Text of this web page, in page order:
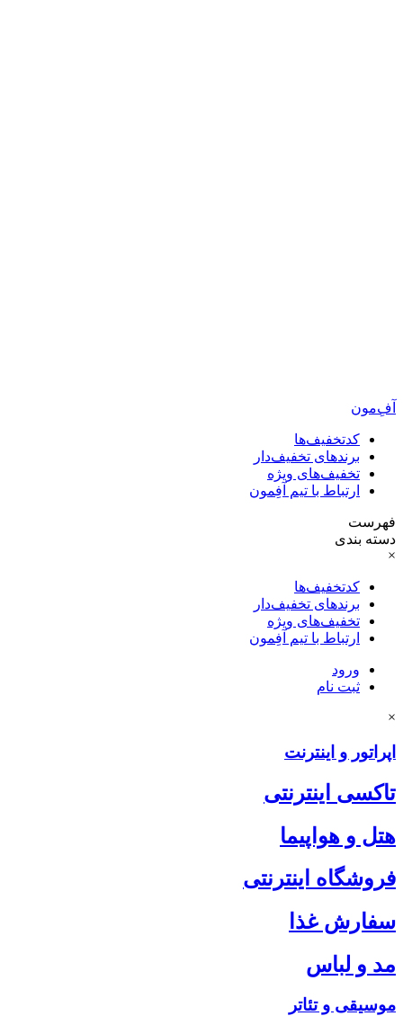
آفِ‌مون
کدتخفیف‌ها
برندهای تخفیف‌دار
تخفیف‌های ویژه
ارتباط با تیم آفِمون
فهرست
دسته بندی
×
کدتخفیف‌ها
برندهای تخفیف‌دار
تخفیف‌های ویژه
ارتباط با تیم آفِمون
ورود
ثبت نام
×
اپراتور و اینترنت
تاکسی اینترنتی
هتل و هواپیما
فروشگاه اینترنتی
سفارش غذا
مد و لباس
موسیقی و تئاتر